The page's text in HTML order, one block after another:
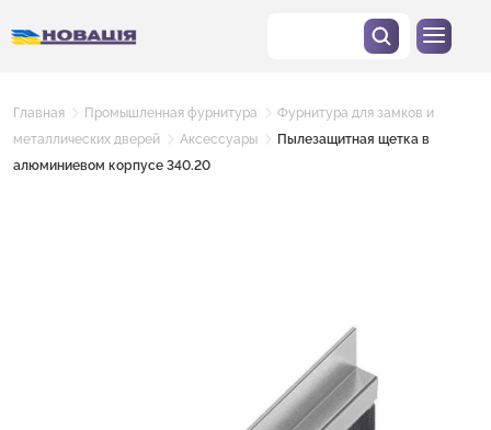
Главная Промышленная фурнитура
Фурнитура для замков и
металлических дверей
Аксессуары
Пылезащитная щетка в
алюминиевом корпусе 340.20